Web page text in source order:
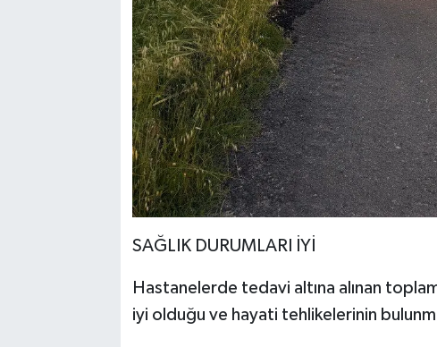
SAĞLIK DURUMLARI İYİ
Hastanelerde tedavi altına alınan toplam
iyi olduğu ve hayati tehlikelerinin